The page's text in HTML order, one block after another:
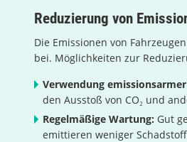
Reduzierung von
Die Emissionen von
bei. Möglichkeiten zur
Verwendung
den Ausstoß von CO₂ und
Regelmäßige Wartung: Gut
emittieren weniger